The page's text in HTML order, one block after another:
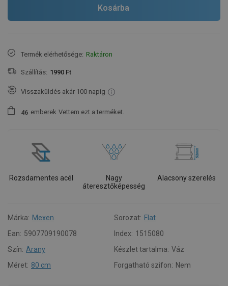
Kosárba
Termék elérhetősége: Raktáron
Szállítás: 1990 Ft
Visszaküldés akár 100 napig
46 emberek Vettem ezt a terméket.
Rozsdamentes acél
Nagy
áteresztőképesség
Alacsony szerelés
Márka: Mexen Sorozat: Flat
Ean: 5907709190078 Index: 1515080
Szín: Arany Készlet tartalma: Váz
Méret: 80 cm Forgatható szifon: Nem